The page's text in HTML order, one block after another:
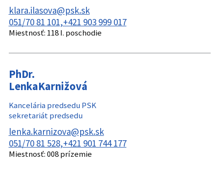
klara.ilasova@psk.sk
051/70 81 101 +421 903 999 017
Miestnosť: 118 I. poschodie
PhDr.
LenkaKarnižová
Kancelária predsedu PSK
sekretariát predsedu
lenka.karnizova@psk.sk
051/70 81 528 +421 901 744 177
Miestnosť:008 prízemie